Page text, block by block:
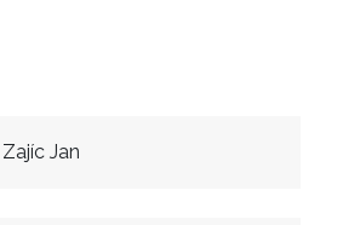
Zajíc Jan